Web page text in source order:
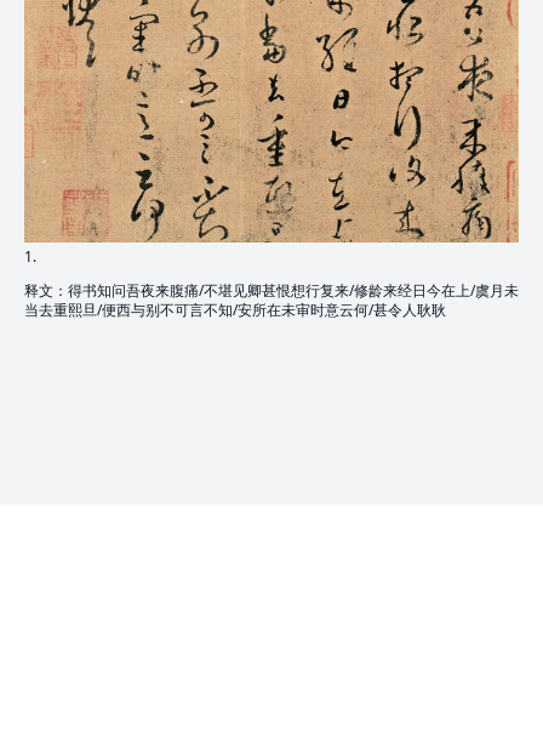
1.
释文：得书知问吾夜来腹痛/不堪见卿甚恨想行复来/修龄来经日今在上/虞月未
当去重熙旦/便西与别不可言不知/安所在未审时意云何/甚令人耿耿